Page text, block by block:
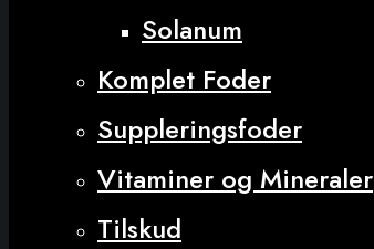
Solanum
Komplet Foder
Suppleringsfoder
Vitaminer og Mineraler
Tilskud